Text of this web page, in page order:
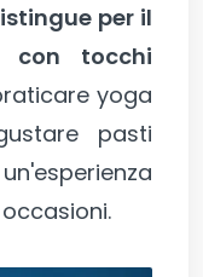
per il
con tocchi
yoga
pasti